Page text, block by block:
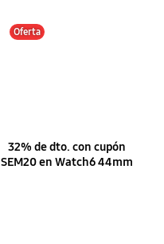
Oferta
32% de dto. con cupón
SEM20 en Watch6 44mm